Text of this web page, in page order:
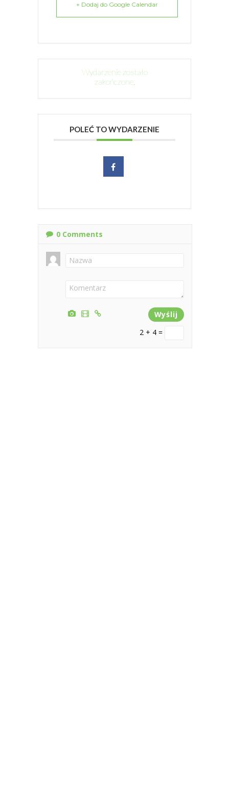
+ Dodaj do Google Calendar
Wydarzenie zostało
zakończone.
POLEĆ TO WYDARZENIE
0 Comments
2 + 4 =